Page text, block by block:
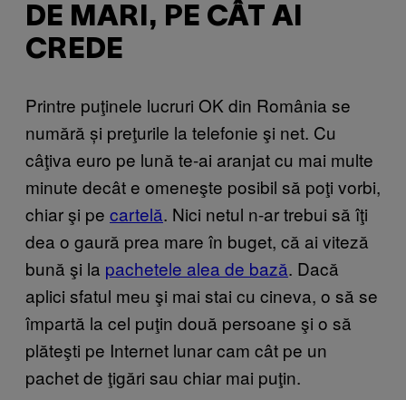
DE MARI, PE CÂT AI
CREDE
Printre puţinele lucruri OK din România se
numără și preţurile la telefonie şi net. Cu
câţiva euro pe lună te-ai aranjat cu mai multe
minute decât e omeneşte posibil să poţi vorbi,
chiar şi pe cartelă. Nici netul n-ar trebui să îţi
dea o gaură prea mare în buget, că ai viteză
bună şi la pachetele alea de bază. Dacă
aplici sfatul meu şi mai stai cu cineva, o să se
împartă la cel puţin două persoane şi o să
plăteşti pe Internet lunar cam cât pe un
pachet de ţigări sau chiar mai puţin.